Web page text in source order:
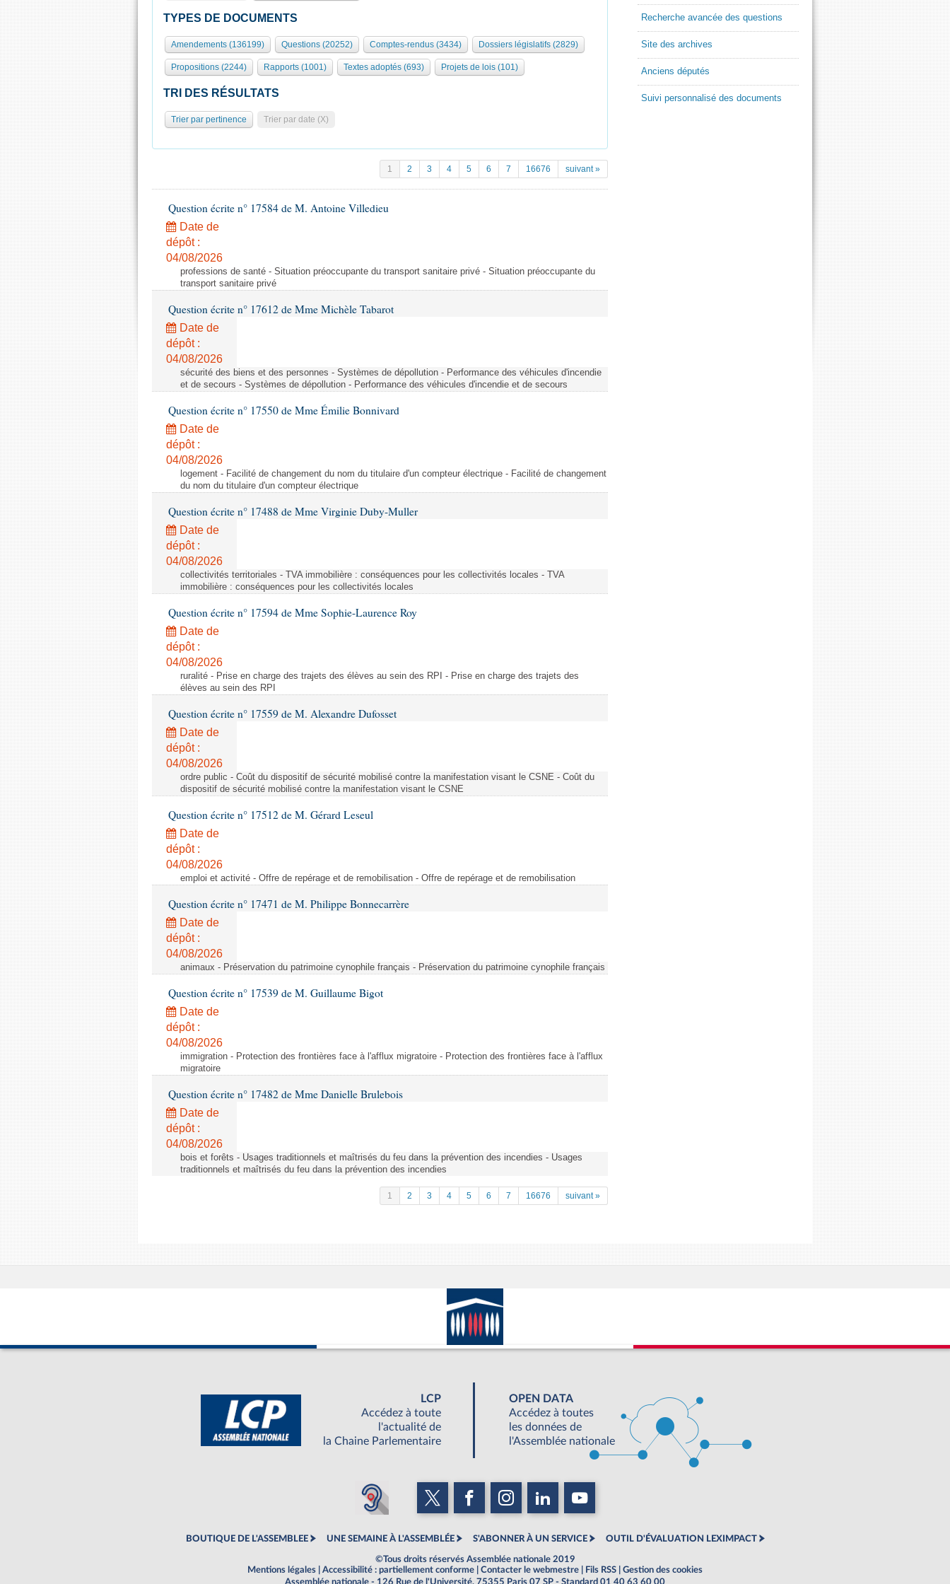
TYPES DE DOCUMENTS
Amendements (136199) Questions (20252) Comptes-rendus (3434) Dossiers législatifs (2829)
Propositions (2244) Rapports (1001) Textes adoptés (693) Projets de lois (101)
TRI DES RÉSULTATS
Trier par pertinence Trier par date (X)
1 2 3 4 5 6 7 16676 suivant »
Question écrite n° 17584 de M. Antoine Villedieu
Date de
dépôt :
04/08/2026
professions de santé - Situation préoccupante du transport sanitaire privé - Situation préoccupante du
transport sanitaire privé
Question écrite n° 17612 de Mme Michèle Tabarot
Date de
dépôt :
04/08/2026
sécurité des biens et des personnes - Systèmes de dépollution - Performance des véhicules d'incendie
et de secours - Systèmes de dépollution - Performance des véhicules d'incendie et de secours
Question écrite n° 17550 de Mme Émilie Bonnivard
Date de
dépôt :
04/08/2026
logement - Facilité de changement du nom du titulaire d'un compteur électrique - Facilité de changement
du nom du titulaire d'un compteur électrique
Question écrite n° 17488 de Mme Virginie Duby-Muller
Date de
dépôt :
04/08/2026
collectivités territoriales - TVA immobilière : conséquences pour les collectivités locales - TVA
immobilière : conséquences pour les collectivités locales
Question écrite n° 17594 de Mme Sophie-Laurence Roy
Date de
dépôt :
04/08/2026
ruralité - Prise en charge des trajets des élèves au sein des RPI - Prise en charge des trajets des
élèves au sein des RPI
Question écrite n° 17559 de M. Alexandre Dufosset
Date de
dépôt :
04/08/2026
ordre public - Coût du dispositif de sécurité mobilisé contre la manifestation visant le CSNE - Coût du
dispositif de sécurité mobilisé contre la manifestation visant le CSNE
Question écrite n° 17512 de M. Gérard Leseul
Date de
dépôt :
04/08/2026
emploi et activité - Offre de repérage et de remobilisation - Offre de repérage et de remobilisation
Question écrite n° 17471 de M. Philippe Bonnecarrère
Date de
dépôt :
04/08/2026
animaux - Préservation du patrimoine cynophile français - Préservation du patrimoine cynophile français
Question écrite n° 17539 de M. Guillaume Bigot
Date de
dépôt :
04/08/2026
immigration - Protection des frontières face à l'afflux migratoire - Protection des frontières face à l'afflux
migratoire
Question écrite n° 17482 de Mme Danielle Brulebois
Date de
dépôt :
04/08/2026
bois et forêts - Usages traditionnels et maîtrisés du feu dans la prévention des incendies - Usages
traditionnels et maîtrisés du feu dans la prévention des incendies
1 2 3 4 5 6 7 16676 suivant »
Recherche avancée des questions
Site des archives
Anciens députés
Suivi personnalisé des documents
LCP
Accédez à toute
l'actualité de
la Chaine Parlementaire
OPEN DATA
Accédez à toutes
les données de
l'Assemblée nationale
BOUTIQUE DE L'ASSEMBLEE UNE SEMAINE À L'ASSEMBLÉE S'ABONNER À UN SERVICE OUTIL D'ÉVALUATION LEXIMPACT
©Tous droits réservés Assemblée nationale 2019
Mentions légales
Accessibilité : partiellement conforme Contacter le webmestre Fils RSS
Gestion des cookies
Assemblée nationale - 126 Rue de l'Université, 75355 Paris 07 SP - Standard 01 40 63 60 00